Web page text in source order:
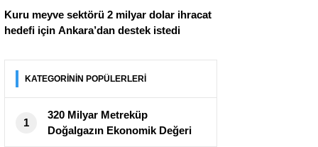
Kuru meyve sektörü 2 milyar dolar ihracat
hedefi için Ankara’dan destek istedi
KATEGORİNİN POPÜLERLERİ
1
320 Milyar Metreküp
Doğalgazın Ekonomik Değeri